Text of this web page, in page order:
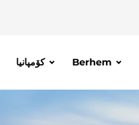
کۆمپانیا Berhem